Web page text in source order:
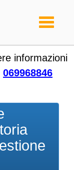
Toggle
informazioni
069968846